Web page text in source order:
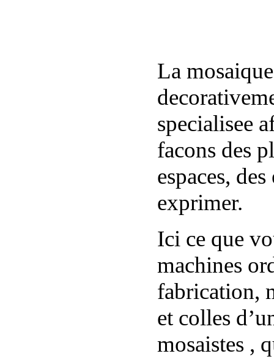
La
specialisee
facons des
espaces,
exprimer.
Ici ce que
machines
fabrication,
et colles
mosaistes ,